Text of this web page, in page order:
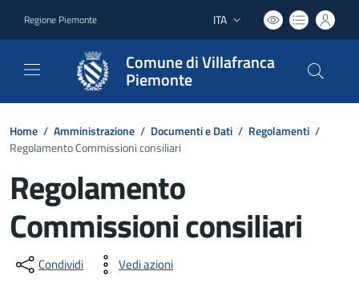
Regione Piemonte Lingua attiva:
ITA
Comune di Villafranca
Piemonte
Home / Amministrazione / Documenti e Dati / Regolamenti /
Regolamento Commissioni consiliari
Regolamento
Commissioni consiliari
Dettagli del documento
Condividi Vedi azioni